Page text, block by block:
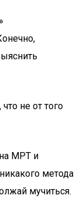
не от того
МРТ и
метода
мучиться.